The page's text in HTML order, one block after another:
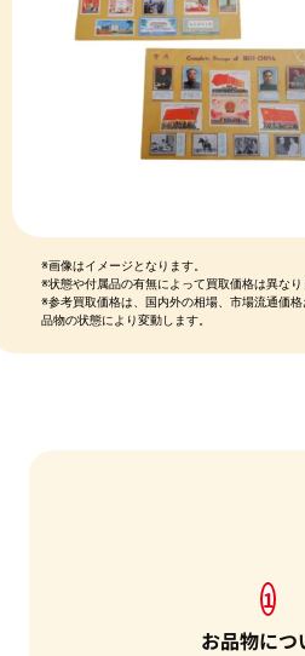
※画像はイメージとなります。
※状態や付属品の有無によって買取価格は異なり
※参考買取価格は、国内外の相場、市場流通価
品物の状態により変動します。
1
お品物につ